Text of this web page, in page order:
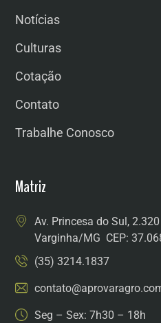
Notícias
Culturas
Cotação
Contato
Trabalhe Conosco
Matriz
Av. Princesa do Sul,
Varginha/MG CEP:
(35) 3214.1837
Seg – Sex: 7h30 – 18h